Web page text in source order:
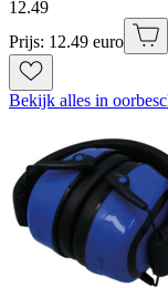
12.49
Prijs: 12.49 euro
Bekijk alles in